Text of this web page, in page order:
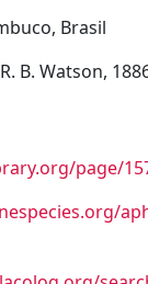
Brasil
B. Watson,
page/